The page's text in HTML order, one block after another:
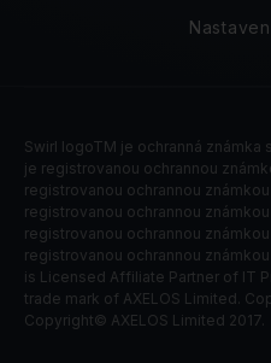
Swirl logoTM je ochranná známka
je registrovanou ochrannou
registrovanou ochrannou
registrovanou ochrannou známkou
registrovanou ochrannou známkou
registrovanou ochrannou známkou
is Licensed Affiliate Partner of IT
trade mark of AXELOS Limited.
Copyright© AXELOS Limited 2017.